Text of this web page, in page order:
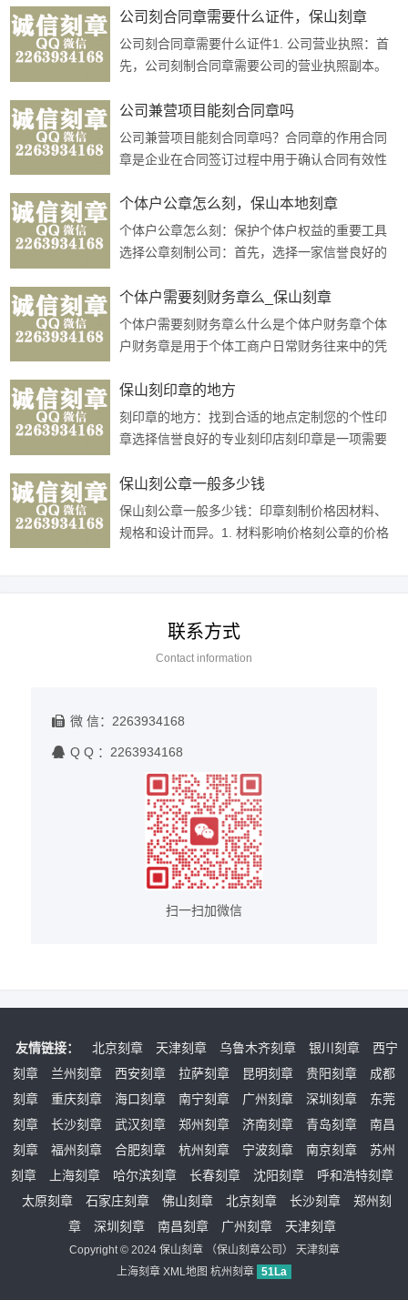
公司刻合同章需要什么证件，保山刻章
公司刻合同章需要什么证件1. 公司营业执照：首
先，公司刻制合同章需要公司的营业执照副本。
据营业执照上的信息制作合同章。2. ···
公司兼营项目能刻合同章吗
公司兼营项目能刻合同章吗？合同章的作用合同
章是企业在合同签订过程中用于确认合同有效性
有重要的法律效力和证明作用。兼营项···
个体户公章怎么刻，保山本地刻章
个体户公章怎么刻：保护个体户权益的重要工具
选择公章刻制公司：首先，选择一家信誉良好的
和技术实力，可以提供符合法律法规标···
个体户需要刻财务章么_保山刻章
个体户需要刻财务章么什么是个体户财务章个体
户财务章是用于个体工商户日常财务往来中的凭
财务章在个体工商户的经营活动中起到···
保山刻印章的地方
刻印章的地方：找到合适的地点定制您的个性印
章选择信誉良好的专业刻印店刻印章是一项需要
誉良好的专业刻印店进行定制。这样可···
保山刻公章一般多少钱
保山刻公章一般多少钱：印章刻制价格因材料、
规格和设计而异。1. 材料影响价格刻公章的价格
联系方式
Contact information
微 信：2263934168
Q Q ：2263934168
扫一扫加微信
友情链接： 北京刻章 天津刻章 乌鲁木齐刻章 银川刻章
西宁
刻章
兰州刻章 西安刻章 拉萨刻章 昆明刻章 贵阳刻章
成都
刻章
重庆刻章 海口刻章 南宁刻章 广州刻章 深圳刻章
东莞
刻章
长沙刻章 武汉刻章 郑州刻章 济南刻章 青岛刻章
南昌
刻章
福州刻章 合肥刻章 杭州刻章 宁波刻章 南京刻章
苏州
刻章
上海刻章 哈尔滨刻章 长春刻章 沈阳刻章
呼和浩特刻章
太原刻章
石家庄刻章 佛山刻章 北京刻章 长沙刻章
郑州刻
章
深圳刻章 南昌刻章 广州刻章 天津刻章
Copyright © 2024 保山刻章（保山刻章公司 ） 天津刻章
上海刻章 XML地图 杭州刻章 51La